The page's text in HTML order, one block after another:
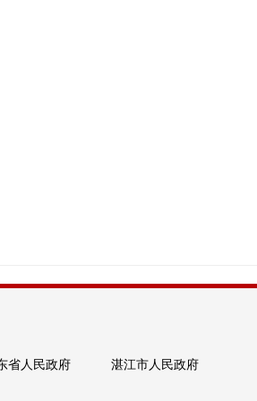
省人民政府 湛江市人民政府